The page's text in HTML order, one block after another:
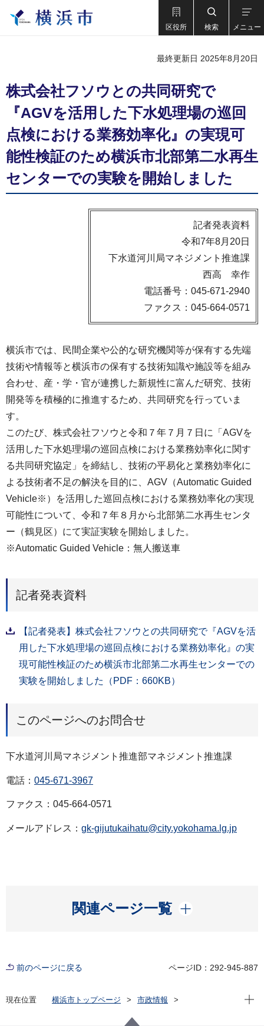
区役所 検索 メニュー
最終更新日 2025年8月20日
株式会社フソウとの共同研究で
『AGVを活用した下水処理場の巡回
点検における業務効率化』の実現可
能性検証のため横浜市北部第二水再生
センターでの実験を開始しました
記者発表資料
令和7年8月20日
下水道河川局マネジメント推進課
西高 幸作
電話番号：045-671-2940
ファクス：045-664-0571
横浜市では、民間企業や公的な研究機関等が保有する先端
技術や情報等と横浜市の保有する技術知識や施設等を組み
合わせ、産・学・官が連携した新規性に富んだ研究、技術
開発等を積極的に推進するため、共同研究を行っていま
す。
このたび、株式会社フソウと令和７年７月７日に「AGVを
活用した下水処理場の巡回点検における業務効率化に関す
る共同研究協定」を締結し、技術の平易化と業務効率化に
よる技術者不足の解決を目的に、AGV（Automatic Guided
Vehicle※）を活用した巡回点検における業務効率化の実現
可能性について、令和７年８月から北部第二水再生センタ
ー（鶴見区）にて実証実験を開始しました。
※Automatic Guided Vehicle：無人搬送車
記者発表資料
【記者発表】株式会社フソウとの共同研究で『AGVを活
用した下水処理場の巡回点検における業務効率化』の実
現可能性検証のため横浜市北部第二水再生センターでの
実験を開始しました（PDF：660KB）
このページへのお問合せ
下水道河川局マネジメント推進部マネジメント推進課
電話： 045-671-3967
ファクス：045-664-0571
メールアドレス： gk-gijutukaihatu@city.yokohama.lg.jp
関連ページ一覧
開く
前のページに戻る ページID：292-945-887
現在位置 横浜市トップページ
市政情報
現在